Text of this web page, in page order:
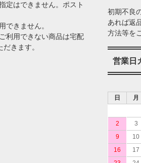
定はできません。ポスト
できません。
利用できない商品は宅配
きます。
初期不良
あれば返
方法等を
営業日
日
月
2
3
9
10
16
17